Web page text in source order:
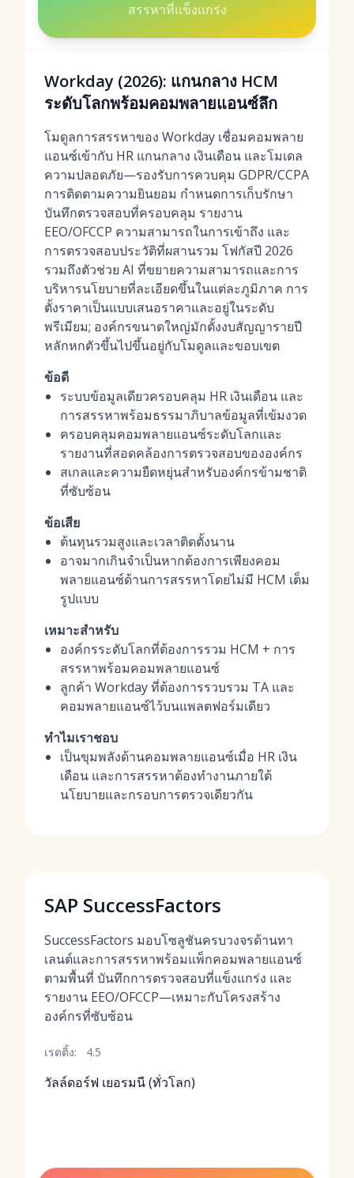
สรรหาที่แข็งแกร่ง
Workday (2026): แกนกลาง HCM
ระดับโลกพร้อมคอมพลายแอนซ์ลึก
โมดูลการสรรหาของ Workday เชื่อมคอมพลาย
แอนซ์เข้ากับ HR แกนกลาง เงินเดือน และโมเดล
ความปลอดภัย—รองรับการควบคุม GDPR/CCPA
การติดตามความยินยอม กำหนดการเก็บรักษา
บันทึกตรวจสอบที่ครอบคลุม รายงาน
EEO/OFCCP ความสามารถในการเข้าถึง และ
การตรวจสอบประวัติที่ผสานรวม โฟกัสปี 2026
รวมถึงตัวช่วย AI ที่ขยายความสามารถและการ
บริหารนโยบายที่ละเอียดขึ้นในแต่ละภูมิภาค การ
ตั้งราคาเป็นแบบเสนอราคาและอยู่ในระดับ
พรีเมียม; องค์กรขนาดใหญ่มักตั้งงบสัญญารายปี
หลักหกตัวขึ้นไปขึ้นอยู่กับโมดูลและขอบเขต
ข้อดี
ระบบข้อมูลเดียวครอบคลุม HR เงินเดือน และ
การสรรหาพร้อมธรรมาภิบาลข้อมูลที่เข้มงวด
ครอบคลุมคอมพลายแอนซ์ระดับโลกและ
รายงานที่สอดคล้องการตรวจสอบขององค์กร
สเกลและความยืดหยุ่นสำหรับองค์กรข้ามชาติ
ที่ซับซ้อน
ข้อเสีย
ต้นทุนรวมสูงและเวลาติดตั้งนาน
อาจมากเกินจำเป็นหากต้องการเพียงคอม
พลายแอนซ์ด้านการสรรหาโดยไม่มี HCM เต็ม
รูปแบบ
เหมาะสำหรับ
องค์กรระดับโลกที่ต้องการรวม HCM + การ
สรรหาพร้อมคอมพลายแอนซ์
ลูกค้า Workday ที่ต้องการรวบรวม TA และ
คอมพลายแอนซ์ไว้บนแพลตฟอร์มเดียว
ทำไมเราชอบ
เป็นขุมพลังด้านคอมพลายแอนซ์เมื่อ HR เงิน
เดือน และการสรรหาต้องทำงานภายใต้
นโยบายและกรอบการตรวจเดียวกัน
SAP SuccessFactors
SuccessFactors มอบโซลูชันครบวงจรด้านทา
เลนต์และการสรรหาพร้อมแพ็กคอมพลายแอนซ์
ตามพื้นที่ บันทึกการตรวจสอบที่แข็งแกร่ง และ
รายงาน EEO/OFCCP—เหมาะกับโครงสร้าง
องค์กรที่ซับซ้อน
เรตติ้ง: 4.5
วัลล์ดอร์ฟ เยอรมนี (ทั่วโลก)